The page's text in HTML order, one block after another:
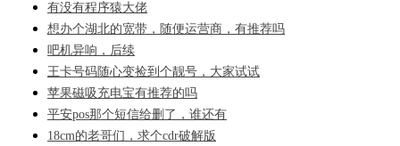
有没有程序猿大佬
想办个湖北的宽带，随便运营商，有推荐吗
吧机异响，后续
王卡号码随心变捡到个靓号，大家试试
苹果磁吸充电宝有推荐的吗
平安pos那个短信给删了，谁还有
18cm的老哥们，求个cdr破解版